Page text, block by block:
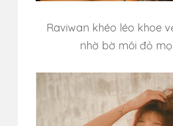
Raviwan khéo léo khoe
nhờ bờ môi đỏ